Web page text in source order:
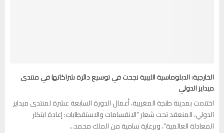
الخارجية: الدبلوماسية الليبية نجحت في توسيع دائرة شراكاتها في منتدى
ميدايز الدولي
اختتمت بمدينة طنجة المغربية، أعمال الدورة السابعة عشرة لمنتدى ميدايز
الدولي، المنعقد تحت شعار “الانقسامات والاستقطابات: إعادة ابتكار
المعادلة العالمية”، وبرعاية سامية من الملك محمد...